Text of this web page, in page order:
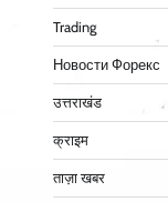
Trading
Новости Форекс
उत्तराखंड
क्राइम
ताज़ा खबर